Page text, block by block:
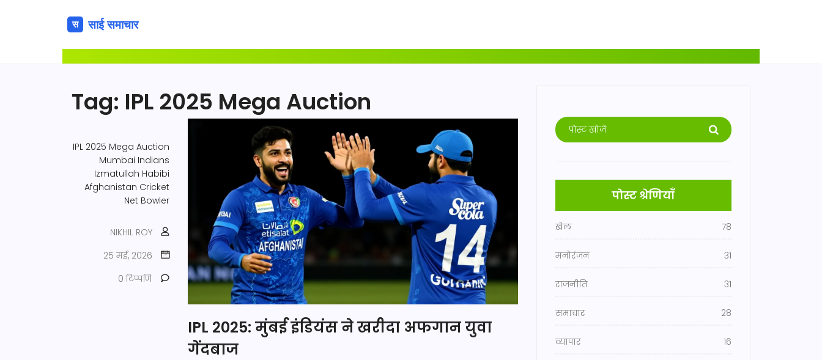
Tag: IPL 2025 Mega Auction
IPL 2025 Mega Auction
Mumbai Indians
Izmatullah Habibi
Afghanistan Cricket
Net Bowler
NIKHIL ROY
25 मई, 2026
0 टिप्पणि
IPL 2025: मुंबई इंडियंस ने खरीदा अफगान युवा
गेंदबाज
पोस्ट श्रेणियाँ
खेल 78
मनोरंजन 31
राजनीति 31
समाचार 28
व्यापार 16